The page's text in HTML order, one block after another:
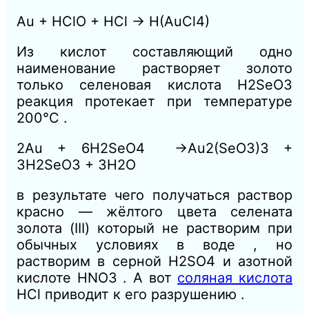
Au + HClO + HCl → H(AuCl4)
Из кислот составляющий одно
наименование растворяет золото
только селеновая кислота H2SeO3
реакция протекает при температуре
200°C .
2Au + 6H2SeO4 →Au2(SeO3)3 +
3H2SeO3 + 3H2O
в результате чего получаться раствор
красно — жёлтого цвета селената
золота (III) который не растворим при
обычных условиях в воде , но
растворим в серной H2SO4 и азотной
кислоте HNO3 . А вот соляная кислота
HCl приводит к его разрушению .